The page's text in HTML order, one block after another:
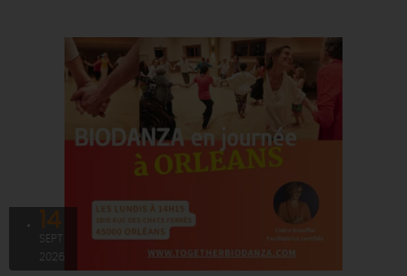
14
SEPT
2026